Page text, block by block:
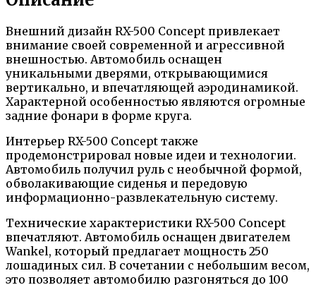
Внешний дизайн RX-500 Concept привлекает
внимание своей современной и агрессивной
внешностью. Автомобиль оснащен
уникальными дверями, открывающимися
вертикально, и впечатляющей аэродинамикой.
Характерной особенностью являются огромные
задние фонари в форме круга.
Интерьер RX-500 Concept также
продемонстрировал новые идеи и технологии.
Автомобиль получил руль с необычной формой,
обволакивающие сиденья и передовую
информационно-развлекательную систему.
Технические характеристики RX-500 Concept
впечатляют. Автомобиль оснащен двигателем
Wankel, который предлагает мощность 250
лошадиных сил. В сочетании с небольшим весом,
это позволяет автомобилю разгоняться до 100